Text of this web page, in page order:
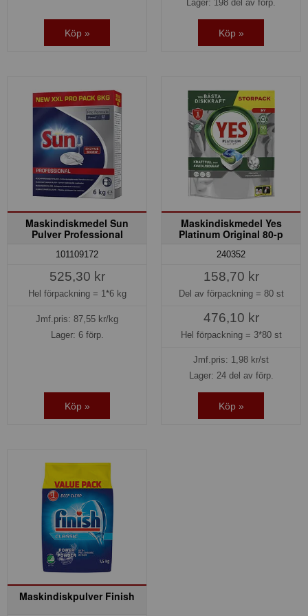
Köp »
Lager: 198 del av förp.
Köp »
Maskindiskmedel Sun
Pulver Professional
101109172
525,30 kr
Hel förpackning = 1*6 kg
Jmf.pris: 87,55 kr/kg
Lager: 6 förp.
Köp »
Maskindiskmedel Yes
Platinum Original 80-p
240352
158,70 kr
Del av förpackning = 80 st
476,10 kr
Hel förpackning = 3*80 st
Jmf.pris: 1,98 kr/st
Lager: 24 del av förp.
Köp »
Maskindiskpulver Finish